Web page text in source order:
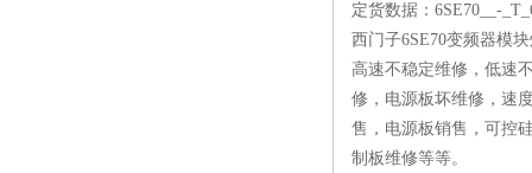
定货数据：6SE70__-
西门子6SE70变频器模
高速不稳定维修，低速
修，电源板坏维修，速
售，电源板销售，可控
制板维修等等。